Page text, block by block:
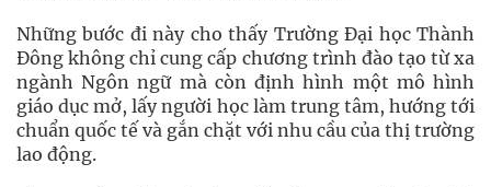
Những bước đi này cho thấy Trường Đại học Thành
Đông không chỉ cung cấp chương trình đào tạo từ xa
ngành Ngôn ngữ mà còn định hình một mô hình
giáo dục mở, lấy người học làm trung tâm, hướng tới
chuẩn quốc tế và gắn chặt với nhu cầu của thị trường
lao động.